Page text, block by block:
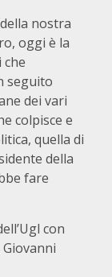
nostra
oggi è la
che
seguito
dei vari
colpisce e
quella di
della
fare
con